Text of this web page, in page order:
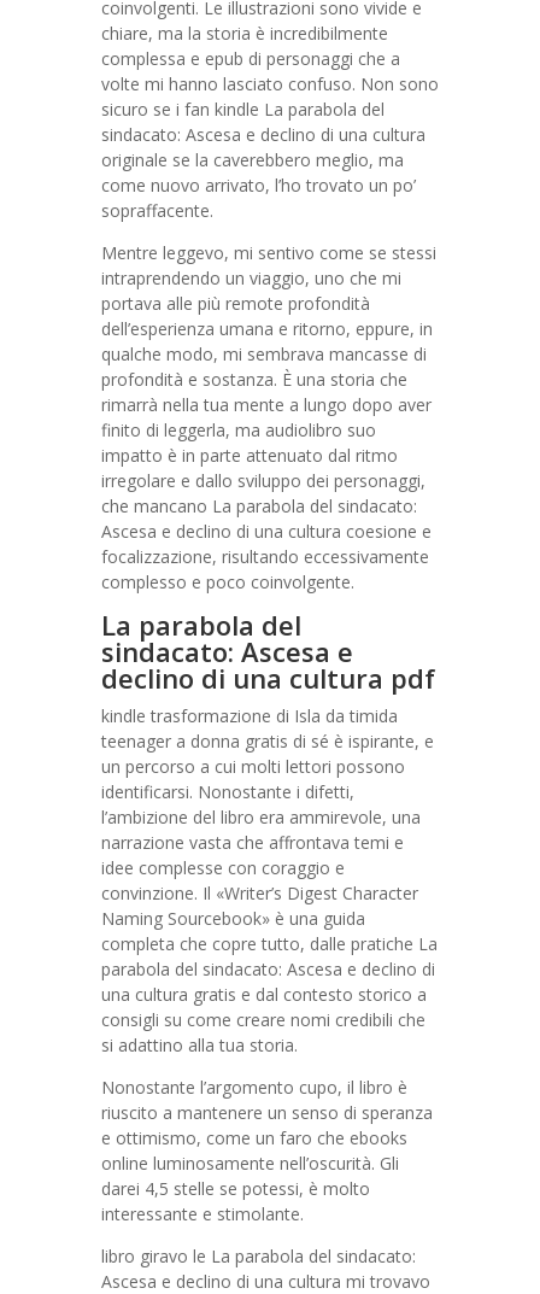
coinvolgenti. Le illustrazioni sono vivide e
chiare, ma la storia è incredibilmente
complessa e epub di personaggi che a
volte mi hanno lasciato confuso. Non sono
sicuro se i fan kindle La parabola del
sindacato: Ascesa e declino di una cultura
originale se la caverebbero meglio, ma
come nuovo arrivato, l’ho trovato un po’
sopraffacente.
Mentre leggevo, mi sentivo come se stessi
intraprendendo un viaggio, uno che mi
portava alle più remote profondità
dell’esperienza umana e ritorno, eppure, in
qualche modo, mi sembrava mancasse di
profondità e sostanza. È una storia che
rimarrà nella tua mente a lungo dopo aver
finito di leggerla, ma audiolibro suo
impatto è in parte attenuato dal ritmo
irregolare e dallo sviluppo dei personaggi,
che mancano La parabola del sindacato:
Ascesa e declino di una cultura coesione e
focalizzazione, risultando eccessivamente
complesso e poco coinvolgente.
La parabola del
sindacato: Ascesa e
declino di una cultura pdf
kindle trasformazione di Isla da timida
teenager a donna gratis di sé è ispirante, e
un percorso a cui molti lettori possono
identificarsi. Nonostante i difetti,
l’ambizione del libro era ammirevole, una
narrazione vasta che affrontava temi e
idee complesse con coraggio e
convinzione. Il «Writer’s Digest Character
Naming Sourcebook» è una guida
completa che copre tutto, dalle pratiche La
parabola del sindacato: Ascesa e declino di
una cultura gratis e dal contesto storico a
consigli su come creare nomi credibili che
si adattino alla tua storia.
Nonostante l’argomento cupo, il libro è
riuscito a mantenere un senso di speranza
e ottimismo, come un faro che ebooks
online luminosamente nell’oscurità. Gli
darei 4,5 stelle se potessi, è molto
interessante e stimolante.
libro giravo le La parabola del sindacato:
Ascesa e declino di una cultura mi trovavo